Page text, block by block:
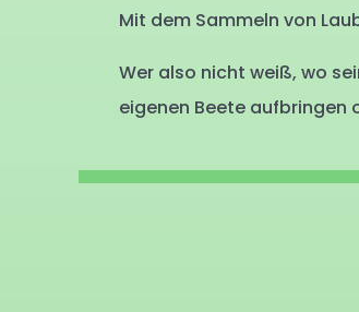
Mit dem Sammeln von
Wer also nicht weiß, wo
eigenen Beete aufbringen